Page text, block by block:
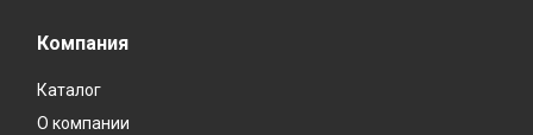
Компания
Каталог
О компании